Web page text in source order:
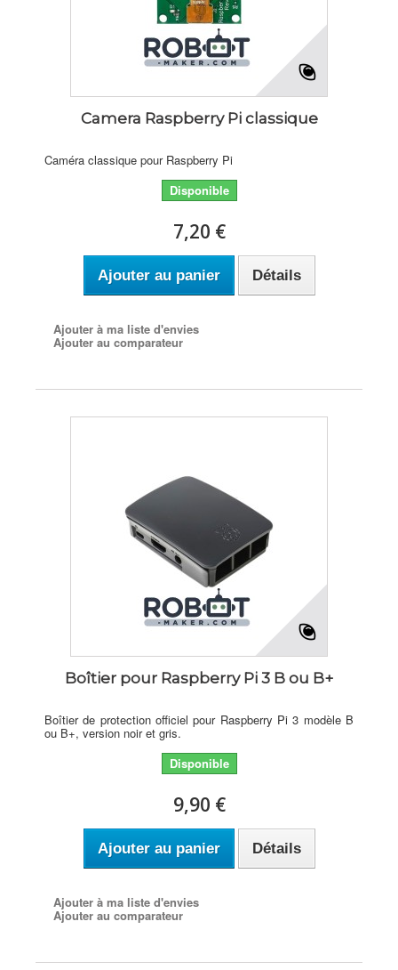
Camera Raspberry Pi classique
Caméra classique pour Raspberry Pi
Disponible
7,20 €
Ajouter au panier Détails
Ajouter à ma liste d'envies
Ajouter au comparateur
Boîtier pour Raspberry Pi 3 B ou B+
Boîtier de protection officiel pour Raspberry Pi 3 modèle B
ou B+, version noir et gris.
Disponible
9,90 €
Ajouter au panier Détails
Ajouter à ma liste d'envies
Ajouter au comparateur